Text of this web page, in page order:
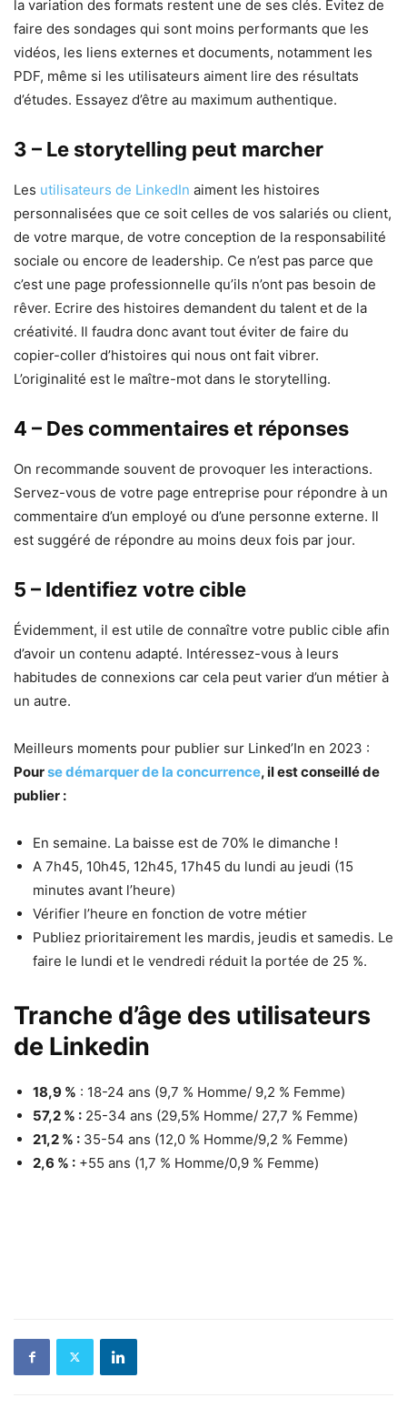
la variation des formats restent une de ses clés. Évitez de
faire des sondages qui sont moins performants que les
vidéos, les liens externes et documents, notamment les
PDF, même si les utilisateurs aiment lire des résultats
d’études. Essayez d’être au maximum authentique.
3 – Le storytelling peut marcher
Les utilisateurs de LinkedIn aiment les histoires
personnalisées que ce soit celles de vos salariés ou client,
de votre marque, de votre conception de la responsabilité
sociale ou encore de leadership. Ce n’est pas parce que
c’est une page professionnelle qu’ils n’ont pas besoin de
rêver. Ecrire des histoires demandent du talent et de la
créativité. Il faudra donc avant tout éviter de faire du
copier-coller d’histoires qui nous ont fait vibrer.
L’originalité est le maître-mot dans le storytelling.
4 – Des commentaires et réponses
On recommande souvent de provoquer les interactions.
Servez-vous de votre page entreprise pour répondre à un
commentaire d’un employé ou d’une personne externe. Il
est suggéré de répondre au moins deux fois par jour.
5 – Identifiez votre cible
Évidemment, il est utile de connaître votre public cible afin
d’avoir un contenu adapté. Intéressez-vous à leurs
habitudes de connexions car cela peut varier d’un métier à
un autre.
Meilleurs moments pour publier sur Linked’In en 2023 :
Pourse démarquer de la concurrence, il est conseillé de
publier :
En semaine. La baisse est de 70% le dimanche !
A 7h45, 10h45, 12h45, 17h45 du lundi au jeudi (15
minutes avant l’heure)
Vérifier l’heure en fonction de votre métier
Publiez prioritairement les mardis, jeudis et samedis. Le
faire le lundi et le vendredi réduit la portée de 25 %.
Tranche d’âge des utilisateurs
de Linkedin
18,9 % : 18-24 ans (9,7 % Homme/ 9,2 % Femme)
57,2 % : 25-34 ans (29,5% Homme/ 27,7 % Femme)
21,2 % : 35-54 ans (12,0 % Homme/9,2 % Femme)
2,6 % : +55 ans (1,7 % Homme/0,9 % Femme)